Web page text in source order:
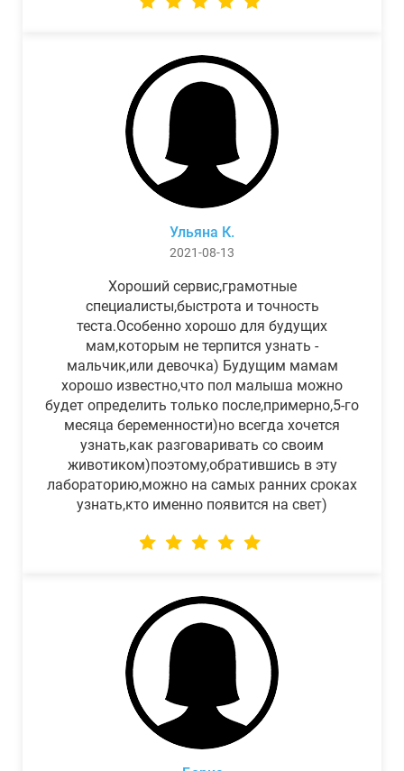
Ульяна К.
2021-08-13
Хороший сервис,грамотные
специалисты,быстрота и точность
теста.Особенно хорошо для будущих
мам,которым не терпится узнать -
мальчик,или девочка) Будущим мамам
хорошо известно,что пол малыша можно
будет определить только после,примерно,5-го
месяца беременности)но всегда хочется
узнать,как разговаривать со своим
животиком)поэтому,обратившись в эту
лабораторию,можно на самых ранних сроках
узнать,кто именно появится на свет)